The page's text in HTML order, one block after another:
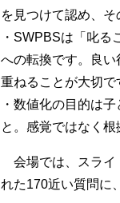
を見つけて認め、
・SWPBSは「叱る
への転換です。良
重ねることが大切で
・数値化の目的は
と。感覚ではなく根
会場では、スライ
れた170近い質問に